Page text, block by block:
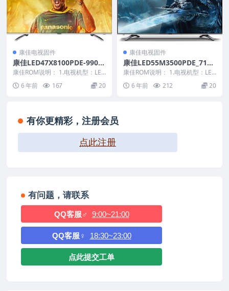
康佳电视固件
康佳LED47X8100PDE-9901
1249-V1.0.08原厂系统刷机
电视固件包下载
康佳ROM说明： 1.电视机型：LED
47X8100PDE 2.物料号：9901...
6 年前 167 20
康佳电视固件
康佳LED55M3500PDE_7100
2426_99011265_V1.1.10原
厂系统刷机电视固件包下载
康佳ROM说明： 1.电视机型：LED
55M3500PDE 2.物料号：9901...
6 年前 212 20
有你更精彩，注册会员
点此注册
有问题，请联系
QQ客服♂ 9:00~21:00
QQ客服♀ 18:30~23:00
点此提交工单